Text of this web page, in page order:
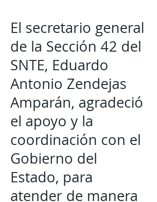
El secretario general
de la Sección 42 del
SNTE, Eduardo
Antonio Zendejas
Amparán, agradeció
el apoyo y la
coordinación con el
Gobierno del
Estado, para
atender de manera